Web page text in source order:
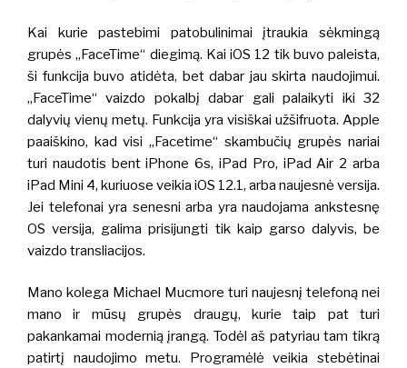
Kai kurie pastebimi patobulinimai įtraukia sėkmingą
grupės „FaceTime“ diegimą. Kai iOS 12 tik buvo paleista,
ši funkcija buvo atidėta, bet dabar jau skirta naudojimui.
„FaceTime“ vaizdo pokalbį dabar gali palaikyti iki 32
dalyvių vienų metų. Funkcija yra visiškai užšifruota. Apple
paaiškino, kad visi „Facetime“ skambučių grupės nariai
turi naudotis bent iPhone 6s, iPad Pro, iPad Air 2 arba
iPad Mini 4, kuriuose veikia iOS 12.1, arba naujesnė versija.
Jei telefonai yra senesni arba yra naudojama ankstesnę
OS versija, galima prisijungti tik kaip garso dalyvis, be
vaizdo transliacijos.
Mano kolega Michael Mucmore turi naujesnį telefoną nei
mano ir mūsų grupės draugų, kurie taip pat turi
pakankamai modernią įrangą. Todėl aš patyriau tam tikrą
patirtį naudojimo metu. Programėlė veikia stebėtinai